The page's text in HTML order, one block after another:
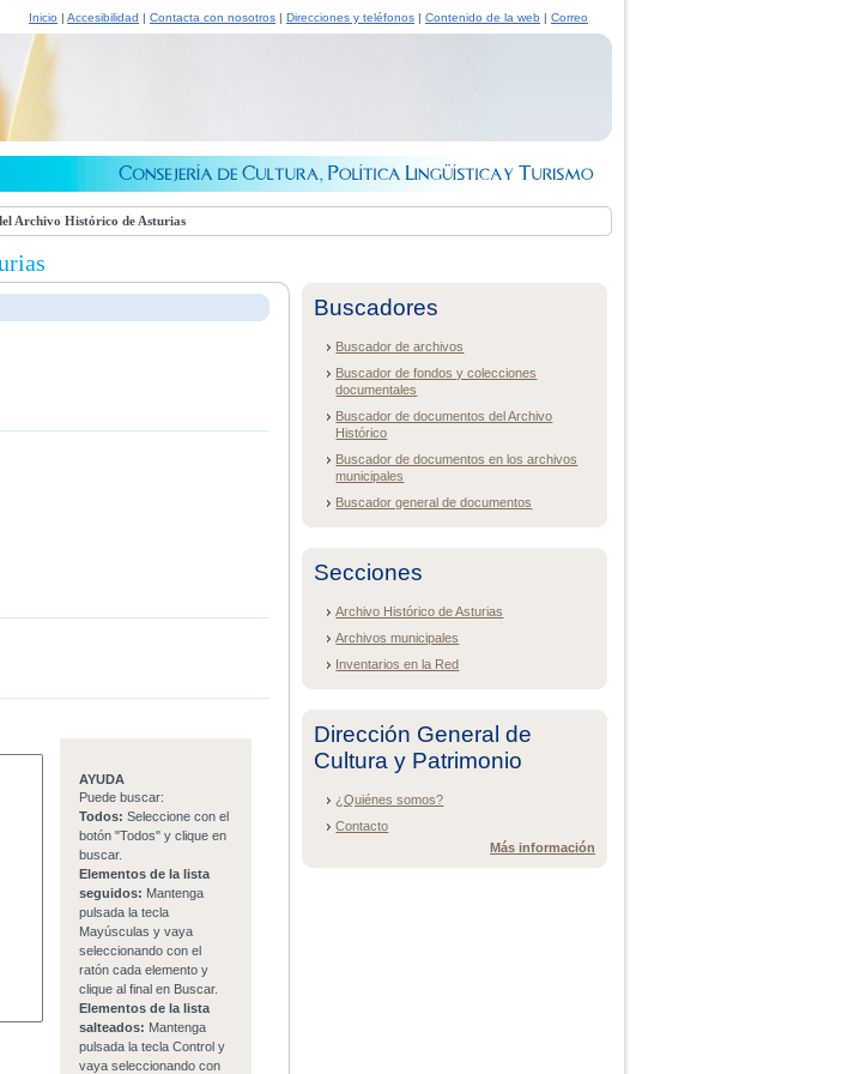
Inicio | Accesibilidad | Contacta con nosotros | Direcciones y teléfonos | Contenido de la web | Correo
Archivo Histórico de Asturias
AYUDA
Puede buscar:
Todos: Seleccione con el
botón "Todos" y clique en
buscar.
Elementos de la lista
seguidos: Mantenga
pulsada la tecla
Mayúsculas y vaya
seleccionando con el
ratón cada elemento y
clique al final en Buscar.
Elementos de la lista
salteados: Mantenga
pulsada la tecla Control y
vaya seleccionando con
Buscadores
Buscador de archivos
Buscador de fondos y colecciones
documentales
Buscador de documentos del Archivo
Histórico
Buscador de documentos en los archivos
municipales
Buscador general de documentos
Secciones
Archivo Histórico de Asturias
Archivos municipales
Inventarios en la Red
Dirección General de
Cultura y Patrimonio
¿Quiénes somos?
Contacto
Más información